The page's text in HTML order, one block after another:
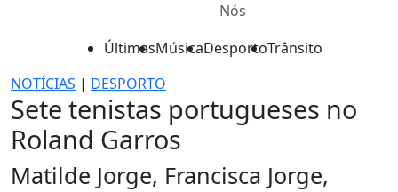
Nós
ÚltimasMúsicaDesportoTrânsito
NOTÍCIAS | DESPORTO
Sete tenistas portugueses no
Roland Garros
Matilde Jorge, Francisca Jorge,